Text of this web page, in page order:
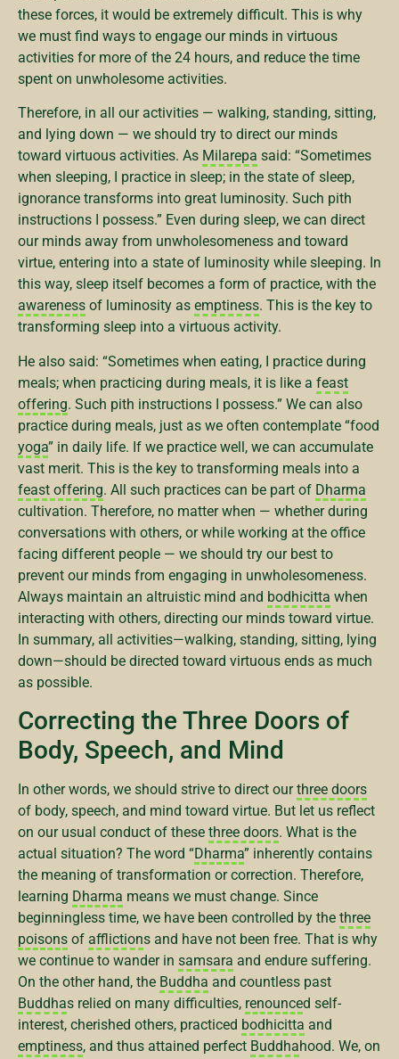
these forces, it would be extremely difficult. This is why
we must find ways to engage our minds in virtuous
activities for more of the 24 hours, and reduce the time
spent on unwholesome activities.
Therefore, in all our activities — walking, standing, sitting,
and lying down — we should try to direct our minds
toward virtuous activities. As Milarepa said: “Sometimes
when sleeping, I practice in sleep; in the state of sleep,
ignorance transforms into great luminosity. Such pith
instructions I possess.” Even during sleep, we can direct
our minds away from unwholesomeness and toward
virtue, entering into a state of luminosity while sleeping. In
this way, sleep itself becomes a form of practice, with the
awareness of luminosity as emptiness. This is the key to
transforming sleep into a virtuous activity.
He also said: “Sometimes when eating, I practice during
meals; when practicing during meals, it is like a feast
offering. Such pith instructions I possess.” We can also
practice during meals, just as we often contemplate “food
yoga” in daily life. If we practice well, we can accumulate
vast merit. This is the key to transforming meals into a
feast offering. All such practices can be part of Dharma
cultivation. Therefore, no matter when — whether during
conversations with others, or while working at the office
facing different people — we should try our best to
prevent our minds from engaging in unwholesomeness.
Always maintain an altruistic mind and bodhicitta when
interacting with others, directing our minds toward virtue.
In summary, all activities—walking, standing, sitting, lying
down—should be directed toward virtuous ends as much
as possible.
Correcting the Three Doors of
Body, Speech, and Mind
In other words, we should strive to direct ourthree doors
of body, speech, and mind toward virtue. But let us reflect
on our usual conduct of these three doors. What is the
actual situation? The word “Dharma” inherently contains
the meaning of transformation or correction. Therefore,
learning Dharma means we must change. Since
beginningless time, we have been controlled by the three
poisons of afflictions and have not been free. That is why
we continue to wander in samsara and endure suffering.
On the other hand, the Buddha and countless past
Buddhas relied on many difficulties, renounced self-
interest, cherished others, practiced bodhicitta and
emptiness, and thus attained perfect Buddhahood. We, on